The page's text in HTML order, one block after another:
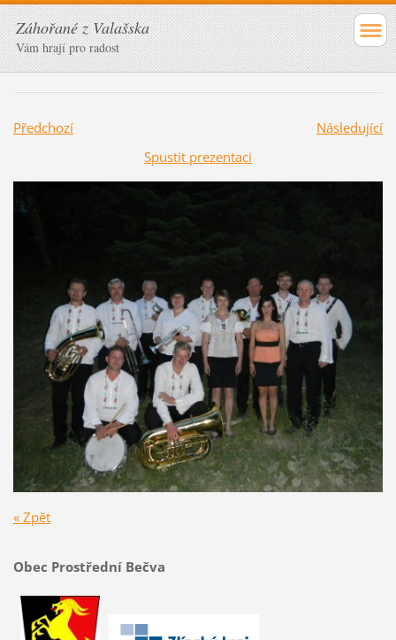
Záhořané z Valašska
Vám hrají pro radost
Předchozí
Následující
Spustit prezentaci
« Zpět
Obec Prostřední Bečva